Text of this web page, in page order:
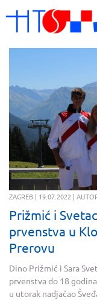
ZAGREB | 19.07.2022 |
Prižmić i
prvenstva u
Prerovu
Dino Prižmić i Sara
prvenstva do 18
u utorak nadjačao